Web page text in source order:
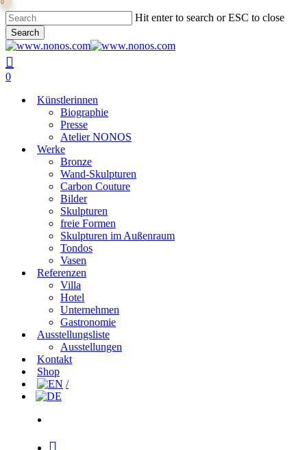
Skip
to
main
content
Hit enter to search or ESC to close
Search
Close
Search
search
0
Künstlerinnen
Biographie
Presse
Atelier NONOS
Werke
Bronze
Wand-Skulpturen
Carbon Couture
Bilder
Skulpturen
freie Formen
Skulpturen im Außenraum
Tondos
Vasen
Referenzen
Villa
Hotel
Unternehmen
Gastronomie
Ausstellungsliste
Ausstellungen
Kontakt
Shop
0